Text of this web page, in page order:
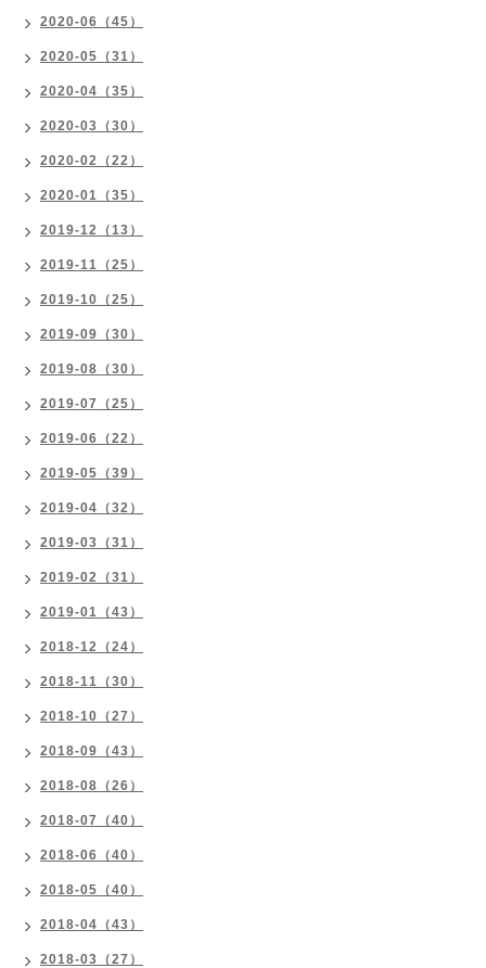
2020-06（45）
2020-05（31）
2020-04（35）
2020-03（30）
2020-02（22）
2020-01（35）
2019-12（13）
2019-11（25）
2019-10（25）
2019-09（30）
2019-08（30）
2019-07（25）
2019-06（22）
2019-05（39）
2019-04（32）
2019-03（31）
2019-02（31）
2019-01（43）
2018-12（24）
2018-11（30）
2018-10（27）
2018-09（43）
2018-08（26）
2018-07（40）
2018-06（40）
2018-05（40）
2018-04（43）
2018-03（27）